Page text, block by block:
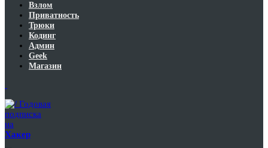
Взлом
Приватность
Трюки
Кодинг
Админ
Geek
Магазин
Годовая
подписка
на
Хакер